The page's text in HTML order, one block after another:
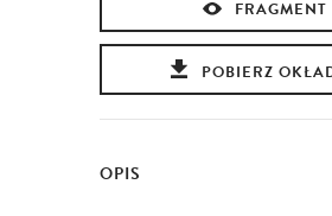
FRAGMENT
POBIERZ
OPIS